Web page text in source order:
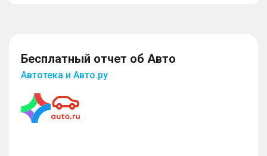
Бесплатный отчет об Авто
Автотека и Авто.ру